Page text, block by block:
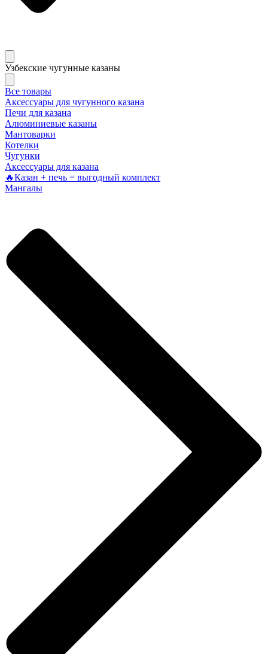
Узбекские чугунные казаны
Все товары
Аксессуары для чугунного казана
Печи для казана
Алюминиевые казаны
Мантоварки
Котелки
Чугунки
Аксессуары для казана
🔥Казан + печь = выгодный комплект
Мангалы